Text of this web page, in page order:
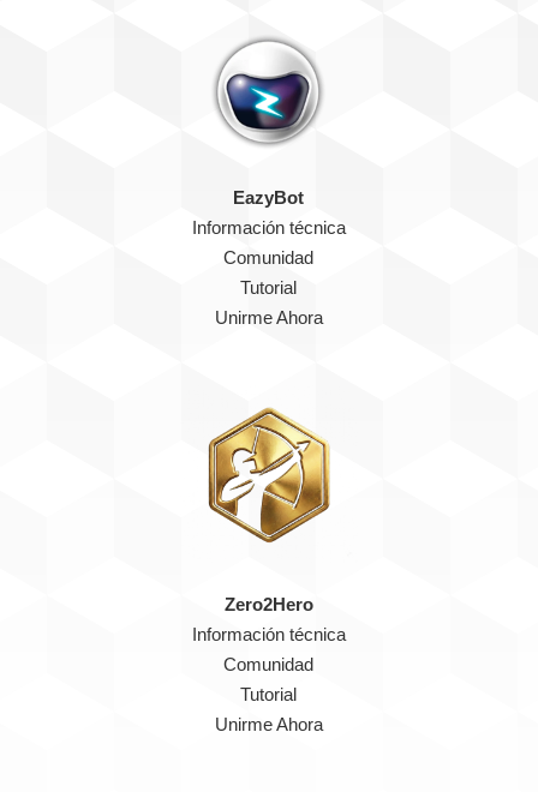
EazyBot
Información técnica
Comunidad
Tutorial
Unirme Ahora
Zero2Hero
Información técnica
Comunidad
Tutorial
Unirme Ahora